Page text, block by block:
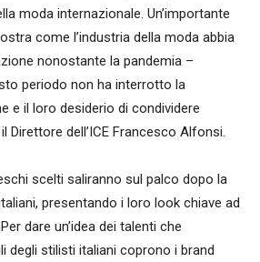
moda internazionale. Un’importante
come l’industria della moda abbia
nonostante la pandemia –
periodo non ha interrotto la
e il loro desiderio di condividere
Direttore dell’ICE Francesco Alfonsi.
scelti saliranno sul palco dopo la
presentando i loro look chiave ad
dare un’idea dei talenti che
degli stilisti italiani coprono i brand